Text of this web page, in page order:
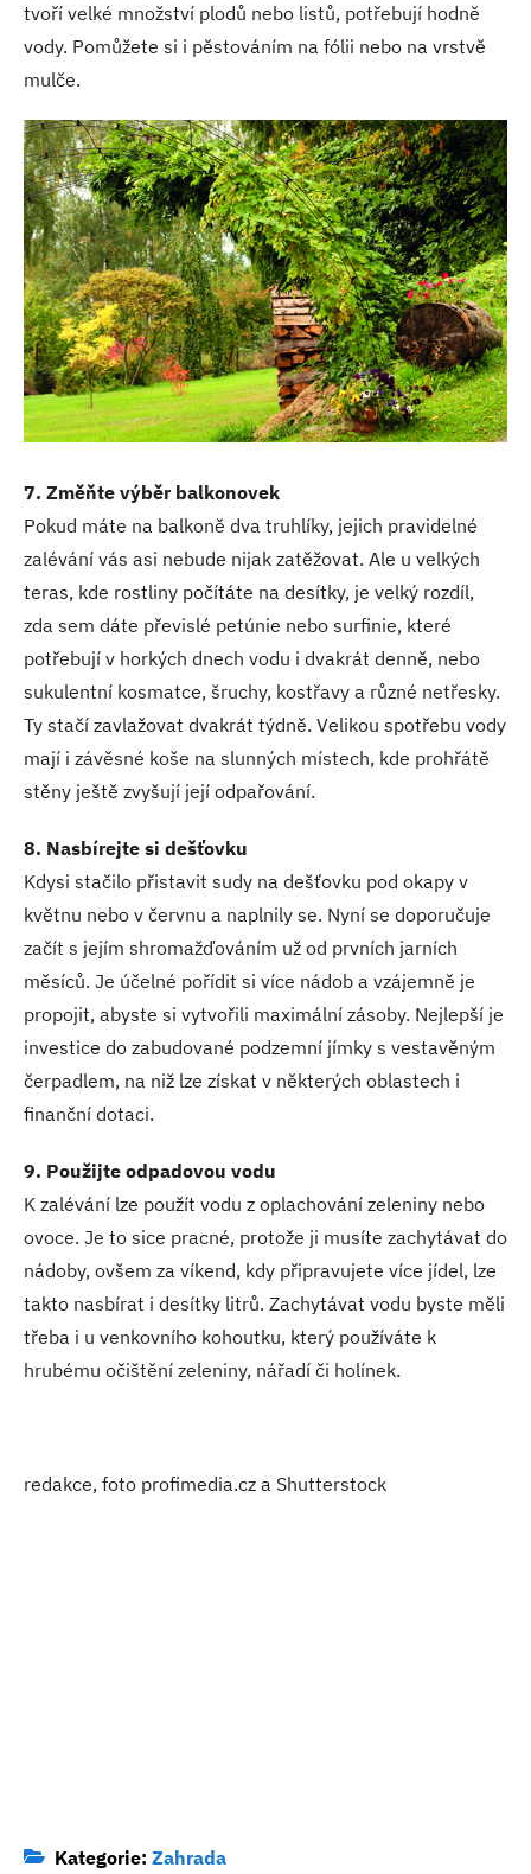
tvoří velké množství plodů nebo listů, potřebují hodně
vody. Pomůžete si i pěstováním na fólii nebo na vrstvě
mulče.
7. Změňte výběr balkonovek
Pokud máte na balkoně dva truhlíky, jejich pravidelné
zalévání vás asi nebude nijak zatěžovat. Ale u velkých
teras, kde rostliny počítáte na desítky, je velký rozdíl,
zda sem dáte převislé petúnie nebo surfinie, které
potřebují v horkých dnech vodu i dvakrát denně, nebo
sukulentní kosmatce, šruchy, kostřavy a různé netřesky.
Ty stačí zavlažovat dvakrát týdně. Velikou spotřebu vody
mají i závěsné koše na slunných místech, kde prohřátě
stěny ještě zvyšují její odpařování.
8. Nasbírejte si dešťovku
Kdysi stačilo přistavit sudy na dešťovku pod okapy v
květnu nebo v červnu a naplnily se. Nyní se doporučuje
začít s jejím shromažďováním už od prvních jarních
měsíců. Je účelné pořídit si více nádob a vzájemně je
propojit, abyste si vytvořili maximální zásoby. Nejlepší je
investice do zabudované podzemní jímky s vestavěným
čerpadlem, na niž lze získat v některých oblastech i
finanční dotaci.
9. Použijte odpadovou vodu
K zalévání lze použít vodu z oplachování zeleniny nebo
ovoce. Je to sice pracné, protože ji musíte zachytávat do
nádoby, ovšem za víkend, kdy připravujete více jídel, lze
takto nasbírat i desítky litrů. Zachytávat vodu byste měli
třeba i u venkovního kohoutku, který používáte k
hrubému očištění zeleniny, nářadí či holínek.
redakce, foto profimedia.cz a Shutterstock
Kategorie: Zahrada